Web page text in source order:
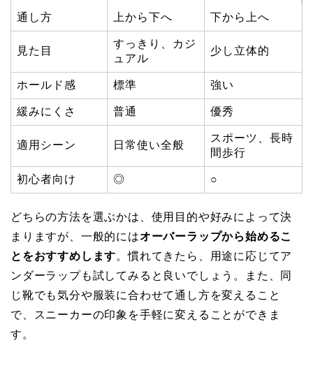
通し方 上から下へ 下から上へ
見た目
すっきり、カジ
ュアル
少し立体的
ホールド感 標準 強い
緩みにくさ 普通 優秀
適用シーン 日常使い全般
スポーツ、長時
間歩行
初心者向け ◎ ○
どちらの方法を選ぶかは、使用目的や好みによって決
まりますが、一般的にはオーバーラップから始めるこ
とをおすすめします。慣れてきたら、用途に応じてア
ンダーラップも試してみると良いでしょう。また、同
じ靴でも気分や服装に合わせて通し方を変えること
で、スニーカーの印象を手軽に変えることができま
す。